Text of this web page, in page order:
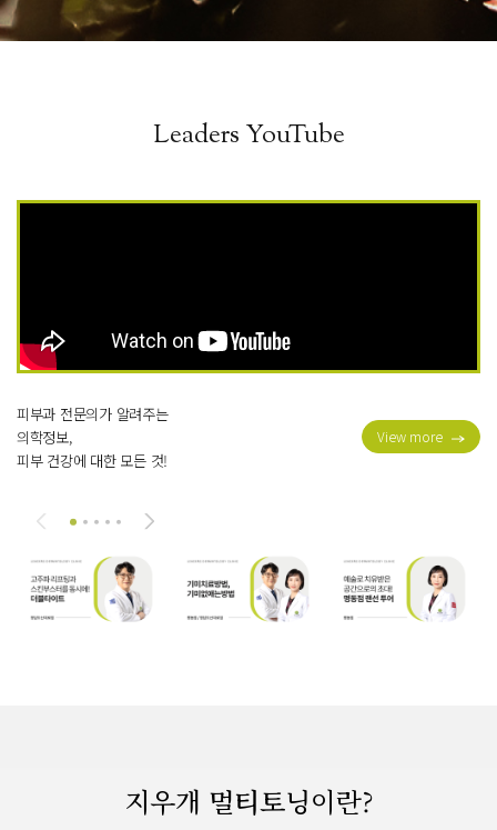
Leaders YouTube
피부과 전문의가 알려주는
의학정보,
피부 건강에 대한 모든 것!
View more
지우개 멀티토닝이란?